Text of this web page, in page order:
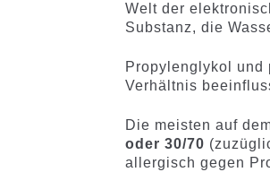
Welt der
Substanz, die
Propylenglykol und
Verhältnis
Die meisten auf
oder 30/70
allergisch gegen